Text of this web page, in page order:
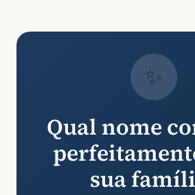
✨
Qual nome
sua